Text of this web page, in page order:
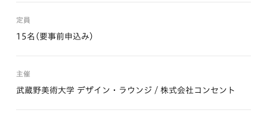
定員
15名(要事前申込み)
主催
武蔵野美術大学 デザイン・ラウンジ / 株式会社コンセント